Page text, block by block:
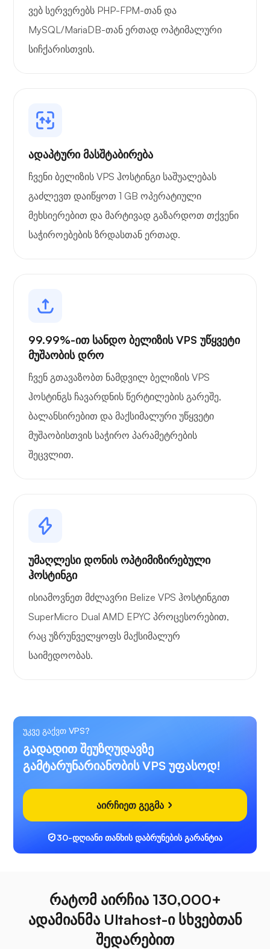
ვებ სერვერებს PHP-FPM-თან და
MySQL/MariaDB-თან ერთად ოპტიმალური
სიჩქარისთვის.
ადაპტური მასშტაბირება
ჩვენი ბელიზის VPS ჰოსტინგი საშუალებას
გაძლევთ დაიწყოთ 1 GB ოპერატიული
მეხსიერებით და მარტივად გაზარდოთ თქვენი
საჭიროებების ზრდასთან ერთად.
99.99%-ით სანდო ბელიზის VPS უწყვეტი
მუშაობის დრო
ჩვენ გთავაზობთ ნამდვილ ბელიზის VPS
ჰოსტინგს ჩავარდნის წერტილების გარეშე,
ბალანსირებით და მაქსიმალური უწყვეტი
მუშაობისთვის საჭირო პარამეტრების
შეცვლით.
უმაღლესი დონის ოპტიმიზირებული
ჰოსტინგი
ისიამოვნეთ მძლავრი Belize VPS ჰოსტინგით
SuperMicro Dual AMD EPYC პროცესორებით,
რაც უზრუნველყოფს მაქსიმალურ
საიმედოობას.
უკვე გაქვთ VPS?
გადადით შეუზღუდავზე
გამტარუნარიანობის VPS უფასოდ!
აირჩიეთ გეგმა
30-დღიანი თანხის დაბრუნების გარანტია
რატომ აირჩია 130,000+
ადამიანმა Ultahost-ი სხვებთან
შედარებით